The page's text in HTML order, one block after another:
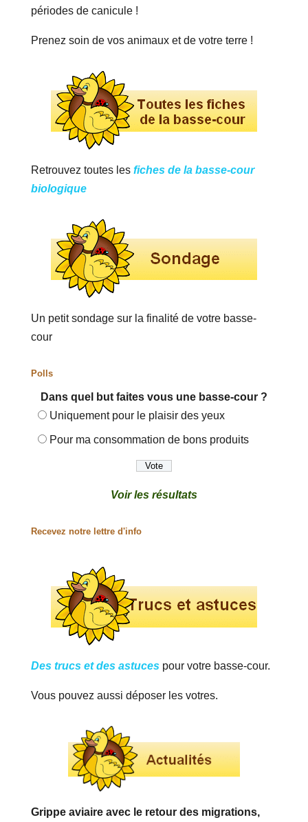
périodes de canicule !
Prenez soin de vos animaux et de votre terre !
Retrouvez toutes les fiches de la basse-cour
biologique
Un petit sondage sur la finalité de votre basse-
cour
Polls
Dans quel but faites vous une basse-cour ?
Uniquement pour le plaisir des yeux
Pour ma consommation de bons produits
Voir les résultats
Recevez notre lettre d'info
Des trucs et des astucespour votre basse-cour.
Vous pouvez aussi déposer les votres.
Grippe aviaire avec le retour des migrations,